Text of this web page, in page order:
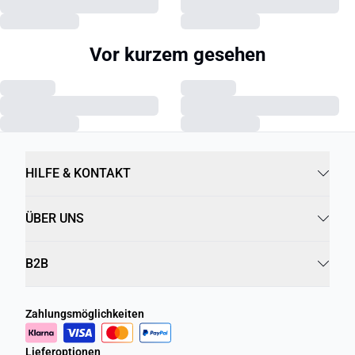
Vor kurzem gesehen
HILFE & KONTAKT
ÜBER UNS
B2B
Zahlungsmöglichkeiten
Lieferoptionen